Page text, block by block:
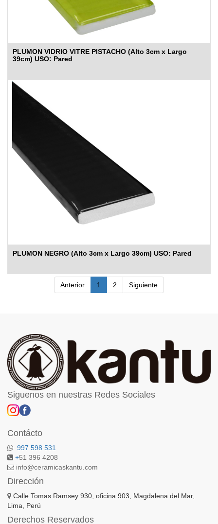
PLUMON VIDRIO VITRE PISTACHO (Alto 3cm x Largo
39cm) USO: Pared
PLUMON NEGRO (Alto 3cm x Largo 39cm) USO: Pared
Anterior 1 2 Siguiente
Siguenos en nuestras Redes Sociales
Contácto
997 598 531
+51 396 4208
info@ceramicaskantu.com
Dirección
Calle Tomas Ramsey 930, oficina 903, Magdalena del Mar,
Lima, Perú
Derechos Reservados